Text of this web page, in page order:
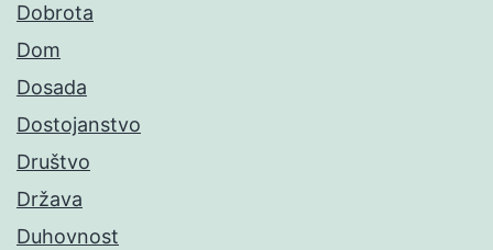
Dobrota
Dom
Dosada
Dostojanstvo
Društvo
Država
Duhovnost